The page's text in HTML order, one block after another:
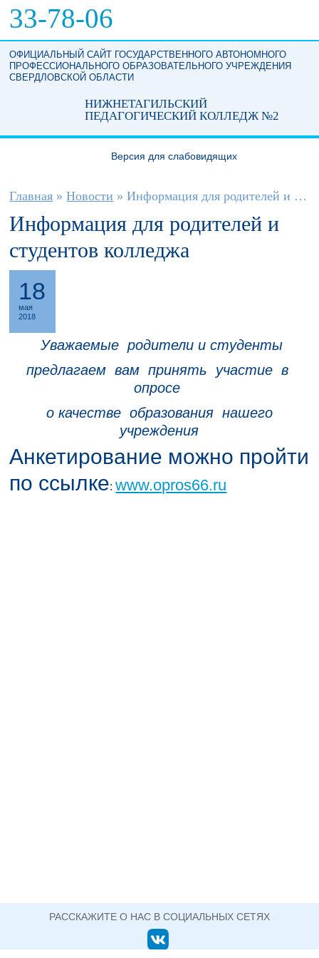
33-78-06
ОФИЦИАЛЬНЫЙ САЙТ ГОСУДАРСТВЕННОГО АВТОНОМНОГО
ПРОФЕССИОНАЛЬНОГО ОБРАЗОВАТЕЛЬНОГО УЧРЕЖДЕНИЯ
СВЕРДЛОВСКОЙ ОБЛАСТИ
НИЖНЕТАГИЛЬСКИЙ
ПЕДАГОГИЧЕСКИЙ КОЛЛЕДЖ №2
Версия для слабовидящих
Вы здесь
Главная » Новости » Информация для родителей и студентов...
Информация для родителей и
студентов колледжа
18
мая
2018
Уважаемые родители и студенты
предлагаем вам принять участие в
опросе
о качестве образования нашего
учреждения
Анкетирование можно пройти
по ссылке:www.opros66.ru
РАССКАЖИТЕ О НАС В СОЦИАЛЬНЫХ СЕТЯХ